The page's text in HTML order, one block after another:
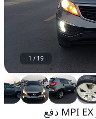
1 /19
كيا سبورتاج 2012 سعة 2.0 لتر MPI EX دفع